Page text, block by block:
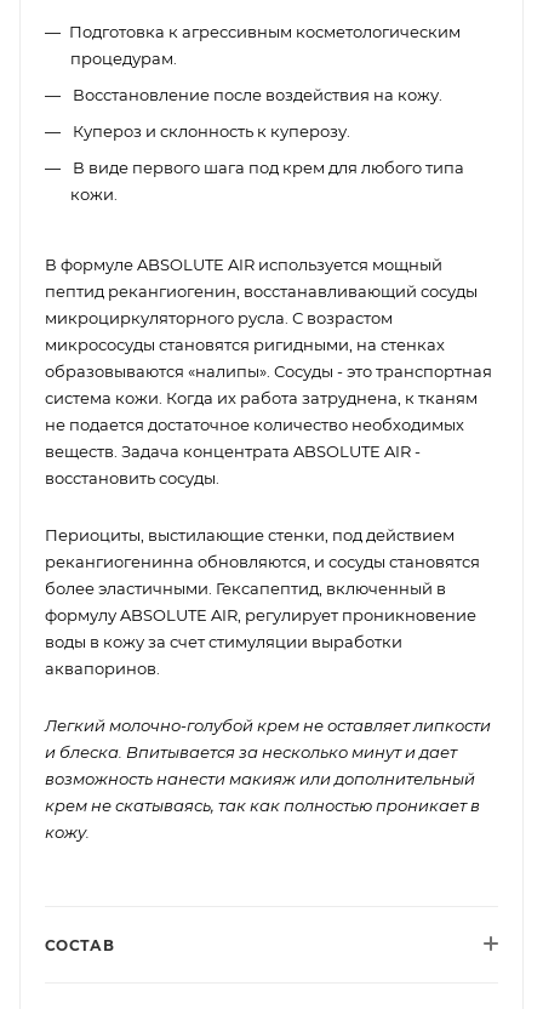
Подготовка к агрессивным косметологическим
процедурам.
Восстановление после воздействия на кожу.
Купероз и склонность к куперозу.
В виде первого шага под крем для любого типа
кожи.
В формуле ABSOLUTE AIR используется мощный
пептид рекангиогенин, восстанавливающий сосуды
микроциркуляторного русла. С возрастом
микрососуды становятся ригидными, на стенках
образовываются «налипы». Сосуды - это транспортная
система кожи. Когда их работа затруднена, к тканям
не подается достаточное количество необходимых
веществ. Задача концентрата ABSOLUTE AIR -
восстановить сосуды.
Периоциты, выстилающие стенки, под действием
рекангиогенинна обновляются, и сосуды становятся
более эластичными. Гексапептид, включенный в
формулу ABSOLUTE AIR, регулирует проникновение
воды в кожу за счет стимуляции выработки
аквапоринов.
Легкий молочно-голубой крем не оставляет липкости
и блеска. Впитывается за несколько минут и дает
возможность нанести макияж или дополнительный
крем не скатываясь, так как полностью проникает в
кожу.
СОСТАВ